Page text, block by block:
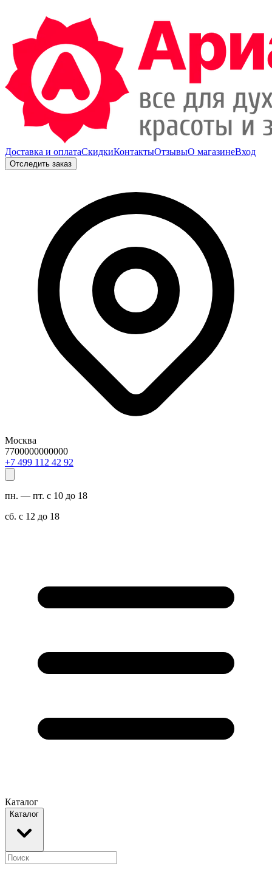
Доставка и оплатаСкидкиКонтактыОтзывыО магазинеВход
Отследить заказ
Москва
7700000000000
29 24 211 994 7+
пн. — пт. с 10 до 18
сб. с 12 до 18
Каталог
Каталог